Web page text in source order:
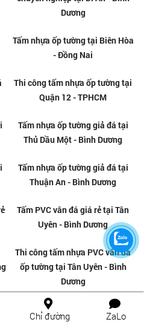
Tổng kho tấm ốp PVC vân đá
giá rẻ tại Thủ Đức
Thi công tấm nhựa giả đá
chuyên nghiệp tại Biên Hòa
Chỉ đường ZaLo